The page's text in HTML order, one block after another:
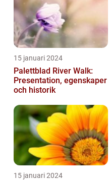
15 januari 2024
Palettblad River Walk:
Presentation, egenskaper
och historik
15 januari 2024